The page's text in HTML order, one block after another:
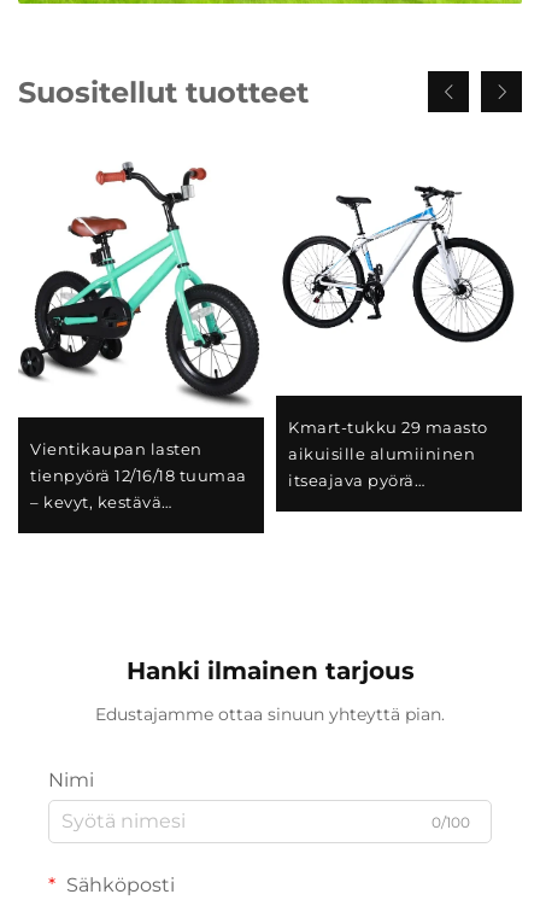
Suositellut tuotteet
Vientikaupan lasten
tienpyörä 12/16/18 tuumaa
– kevyt, kestävä
Kmart-tukku 29 maasto
aikuisille alumiininen
itseajava pyörä
Hanki ilmainen tarjous
Edustajamme ottaa sinuun yhteyttä pian.
Nimi
0/100
Sähköposti